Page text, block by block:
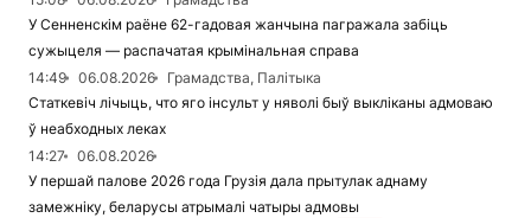
У Сенненскім раёне 62-гадовая жанчына пагражала забіць
сужыцеля — распачатая крымінальная справа
14:49
06.08.2026
Грамадства, Палітыка
Статкевіч лічыць, что яго інсульт у няволі быў выкліканы адмоваю
ў неабходных леках
14:27
06.08.2026
У першай палове 2026 года Грузія дала прытулак аднаму
замежніку, беларусы атрымалі чатыры адмовы